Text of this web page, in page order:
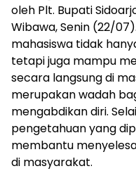
oleh Plt. Bupati
Wibawa, Senin (22/
mahasiswa tidak
tetapi juga mampu
secara langsung di
merupakan wadah
mengabdikan diri.
pengetahuan yang
membantu
di masyarakat.